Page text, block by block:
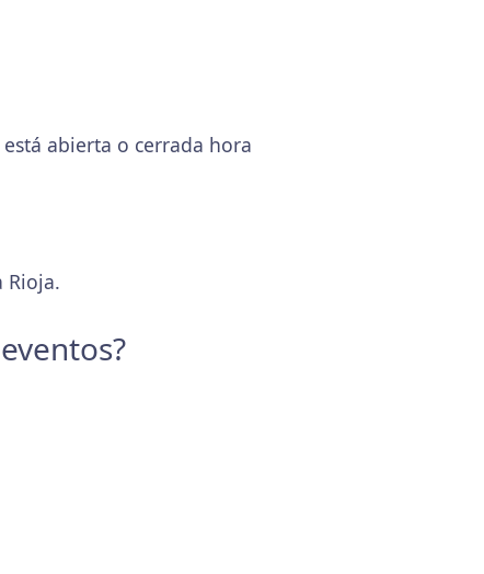
abierta o cerrada hora
Rioja.